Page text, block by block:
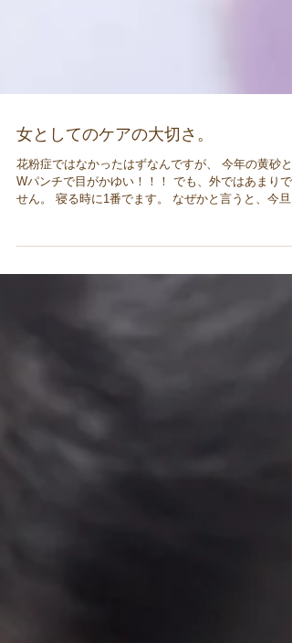
女としてのケアの大切さ。
花粉症ではなかったはずなんですが、 今年の黄砂と
Wパンチで目がかゆい！！！ でも、外ではあまりで